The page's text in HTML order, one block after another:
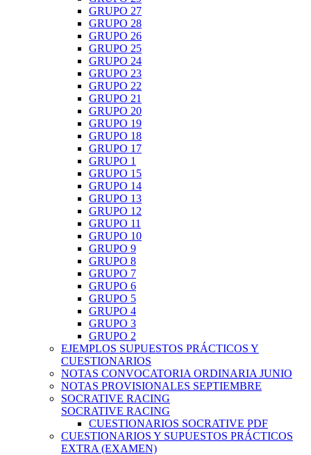
GRUPO 27
GRUPO 28
GRUPO 26
GRUPO 25
GRUPO 24
GRUPO 23
GRUPO 22
GRUPO 21
GRUPO 20
GRUPO 19
GRUPO 18
GRUPO 17
GRUPO 1
GRUPO 15
GRUPO 14
GRUPO 13
GRUPO 12
GRUPO 11
GRUPO 10
GRUPO 9
GRUPO 8
GRUPO 7
GRUPO 6
GRUPO 5
GRUPO 4
GRUPO 3
GRUPO 2
EJEMPLOS SUPUESTOS PRÁCTICOS Y
CUESTIONARIOS
NOTAS CONVOCATORIA ORDINARIA JUNIO
NOTAS PROVISIONALES SEPTIEMBRE
SOCRATIVE RACING
SOCRATIVE RACING
CUESTIONARIOS SOCRATIVE PDF
CUESTIONARIOS Y SUPUESTOS PRÁCTICOS
EXTRA (EXAMEN)